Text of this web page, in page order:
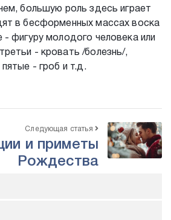
большую роль здесь играет
в бесформенных массах воска
- фигуру молодого человека или
- кровать /болезнь/,
- гроб и т.д.
Следующая статья
и приметы
Рождества